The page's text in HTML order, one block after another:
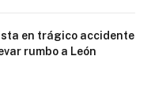
en trágico accidente
rumbo a León